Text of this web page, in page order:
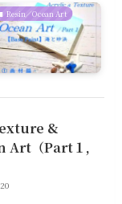
Resin／Ocean Art
&
Art（Part１,